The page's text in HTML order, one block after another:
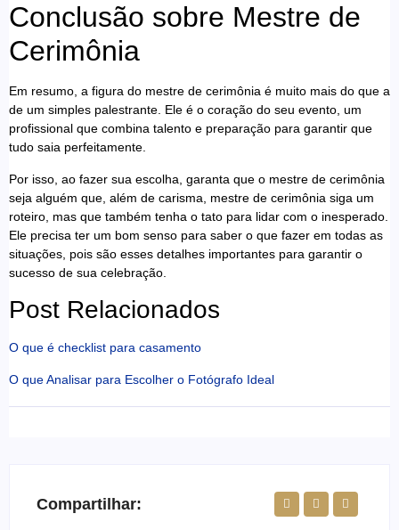
Conclusão sobre Mestre de
Cerimônia
Em resumo, a figura do mestre de cerimônia é muito mais do que a
de um simples palestrante. Ele é o coração do seu evento, um
profissional que combina talento e preparação para garantir que
tudo saia perfeitamente.
Por isso, ao fazer sua escolha, garanta que o mestre de cerimônia
seja alguém que, além de carisma, mestre de cerimônia siga um
roteiro, mas que também tenha o tato para lidar com o inesperado.
Ele precisa ter um bom senso para saber o que fazer em todas as
situações, pois são esses detalhes importantes para garantir o
sucesso de sua celebração.
Post Relacionados
O que é checklist para casamento
O que Analisar para Escolher o Fotógrafo Ideal
Compartilhar: